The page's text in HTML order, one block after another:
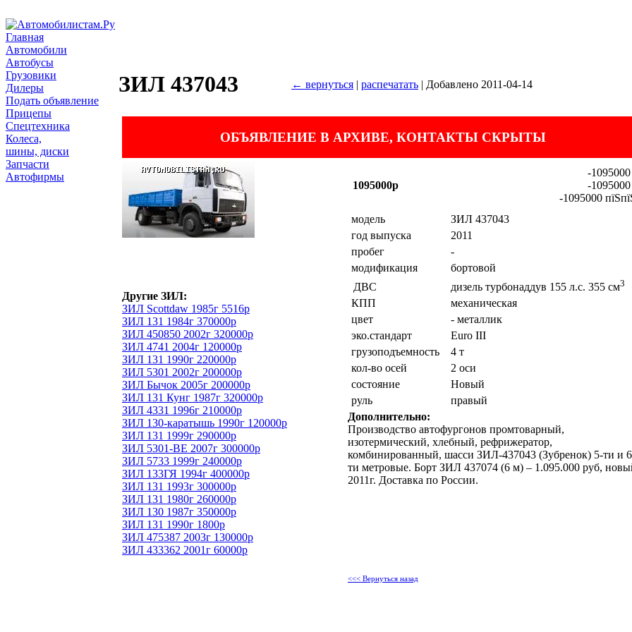
Главная
Автомобили
Автобусы
Грузовики
Дилеры
Подать объявление
Прицепы
Спецтехника
Колеса,
шины, диски
Запчасти
Автофирмы
ЗИЛ 437043 ← вернуться | распечатать | Добавлено 2011-04-14
ОБЪЯВЛЕНИЕ В АРХИВЕ, КОНТАКТЫ СКРЫТЫ
Другие ЗИЛ:
ЗИЛ Scottdaw 1985г 5516р
ЗИЛ 131 1984г 370000р
ЗИЛ 450850 2002г 320000р
ЗИЛ 4741 2004г 120000р
ЗИЛ 131 1990г 220000р
ЗИЛ 5301 2002г 200000р
ЗИЛ Бычок 2005г 200000р
ЗИЛ 131 Кунг 1987г 320000р
ЗИЛ 4331 1996г 210000р
ЗИЛ 130-каратышь 1990г 120000р
ЗИЛ 131 1999г 290000р
ЗИЛ 5301-ВЕ 2007г 300000р
ЗИЛ 5733 1999г 240000р
ЗИЛ 133ГЯ 1994г 400000р
ЗИЛ 131 1993г 300000р
ЗИЛ 131 1980г 260000р
ЗИЛ 130 1987г 350000р
ЗИЛ 131 1990г 1800р
ЗИЛ 475387 2003г 130000р
ЗИЛ 433362 2001г 60000р
1095000р
-
-
-1095000
модель
ЗИЛ 437043
год выпуска
2011
пробег
-
модификация
бортовой
ДВС
дизель турбонаддув 155 л.с. 355 см3
КПП
механическая
цвет
- металлик
эко.стандарт
Euro III
грузоподъемность
4 т
кол-во осей
2 оси
состояние
Новый
руль
правый
Дополнительно:
Производство автофургонов промтоварный,
изотермический, хлебный, рефрижератор,
комбинированный, шасси ЗИЛ-437043 (Зубренок) 5-ти и
ти метровые. Борт ЗИЛ 437074 (6 м) – 1.095.000 руб,
2011г. Доставка по России.
<<< Вернуться назад